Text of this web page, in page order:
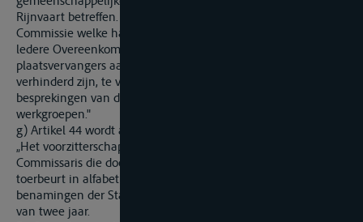
Rijnvaart betreffen. Deze Commissarissen vormen de Centrale
Commissie welke haar zetel heeft te Straatsburg.
ledere Overeenkomstsluitende Staat kan ten hoogste twee
plaatsvervangers aanwijzen teneinde de Commissarissen die
verhinderd zijn, te vervangen of om deel te nemen aan de
besprekingen van de door de Centrale Commissie ingestelde
werkgroepen."
g) Artikel 44 wordt als volgt gewijzigd:
„Het voorzitterschap wordt waargenomen door een
Commissaris die door iedere Overeenkomstsluitende Staat, bij
toerbeurt in alfabetische volgorde volgens de Franse
benamingen der Staten, wordt aangewezen voor een periode
van twee jaar.